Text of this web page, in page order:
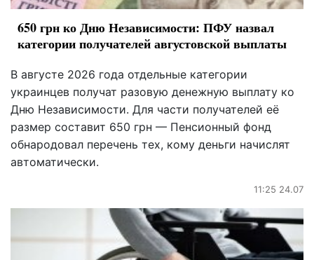
650 грн ко Дню Независимости: ПФУ назвал
категории получателей августовской выплаты
В августе 2026 года отдельные категории
украинцев получат разовую денежную выплату ко
Дню Независимости. Для части получателей её
размер составит 650 грн — Пенсионный фонд
обнародовал перечень тех, кому деньги начислят
автоматически.
11:25 24.07